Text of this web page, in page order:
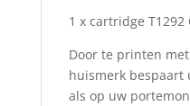
1 x cartridge T1292
Door te printen
huismerk bespaart
als op uw